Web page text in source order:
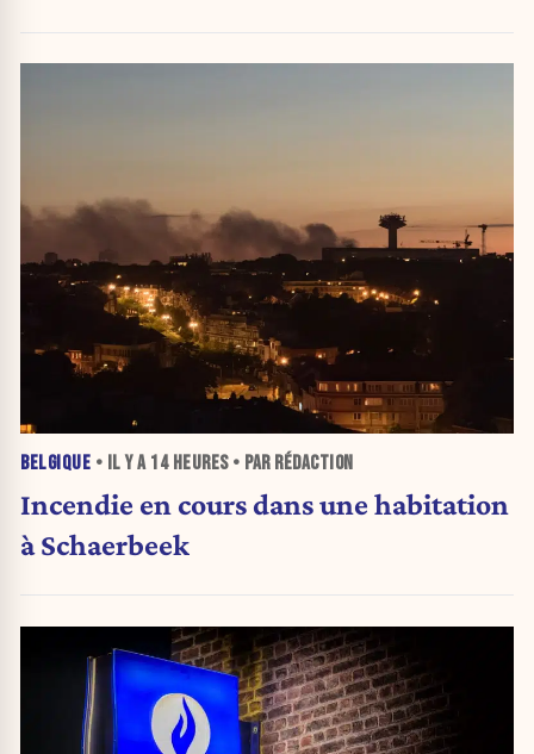
BELGIQUE • IL Y A 14 HEURES• PAR RÉDACTION
Incendie en cours dans une habitation
à Schaerbeek